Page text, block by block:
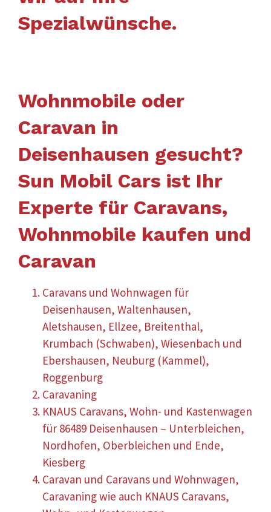
Spezialwünsche.
Wohnmobile oder
Caravan in
Deisenhausen gesucht?
Sun Mobil Cars ist Ihr
Experte für Caravans,
Wohnmobile kaufen und
Caravan
Caravans und Wohnwagen für
Deisenhausen, Waltenhausen,
Aletshausen, Ellzee, Breitenthal,
Krumbach (Schwaben), Wiesenbach und
Ebershausen, Neuburg (Kammel),
Roggenburg
Caravaning
KNAUS Caravans, Wohn- und Kastenwagen
für 86489 Deisenhausen – Unterbleichen,
Nordhofen, Oberbleichen und Ende,
Kiesberg
Caravan und Caravans und Wohnwagen,
Caravaning wie auch KNAUS Caravans,